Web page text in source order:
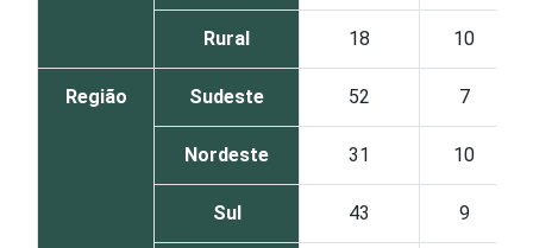
Rural 18 10
Região Sudeste 52 7
Nordeste 31 10
Sul 43 9